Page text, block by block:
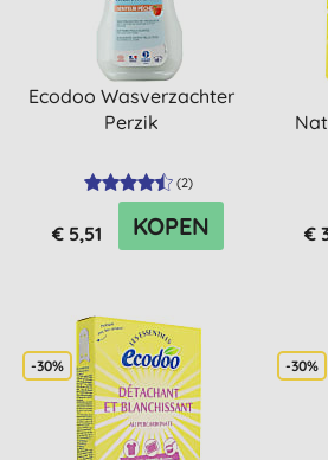
Ecodoo Wasverzachter
Perzik
(2)
€ 5,51 KOPEN €
-30% -30%